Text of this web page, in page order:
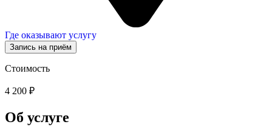
Где оказывают услугу
Запись на приём
Стоимость
4 200 ₽
Об услуге